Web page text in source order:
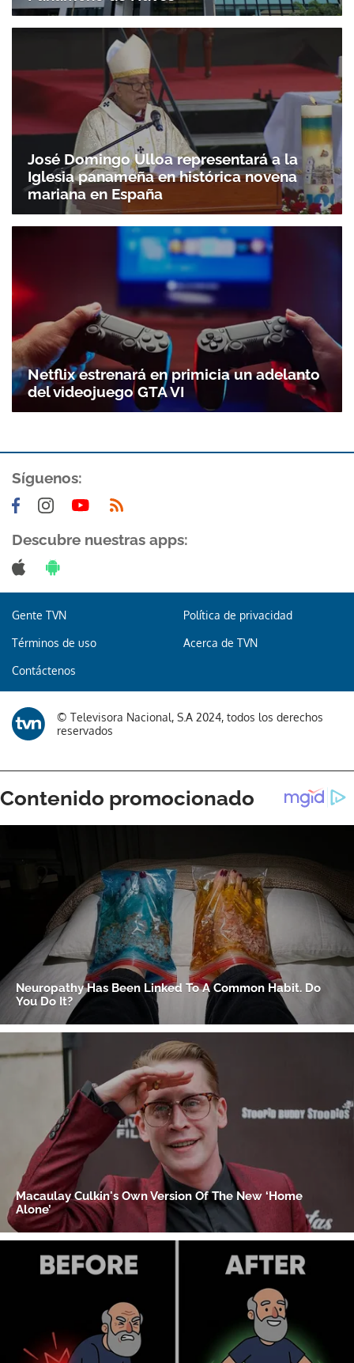
Gracias por suscribirte a nuestro boletín.
José Domingo Ulloa representará a la
Iglesia panameña en histórica novena
mariana en España
Netflix estrenará en primicia un adelanto
del videojuego GTA VI
Síguenos:
Descubre nuestras apps:
Gente TVN Política de privacidad
Términos de uso Acerca de TVN
Contáctenos
© Televisora Nacional, S.A 2024, todos los derechos
reservados